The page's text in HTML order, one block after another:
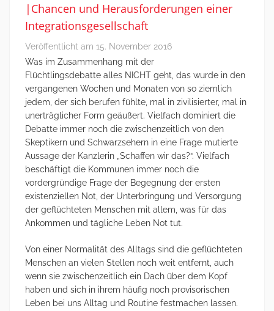
|Chancen und Herausforderungen einer
Integrationsgesellschaft
Veröffentlicht am 15. November 2016
Was im Zusammenhang mit der
Flüchtlingsdebatte alles NICHT geht, das wurde in den
vergangenen Wochen und Monaten von so ziemlich
jedem, der sich berufen fühlte, mal in zivilisierter, mal in
unerträglicher Form geäußert. Vielfach dominiert die
Debatte immer noch die zwischenzeitlich von den
Skeptikern und Schwarzsehern in eine Frage mutierte
Aussage der Kanzlerin „Schaffen wir das?“. Vielfach
beschäftigt die Kommunen immer noch die
vordergründige Frage der Begegnung der ersten
existenziellen Not, der Unterbringung und Versorgung
der geflüchteten Menschen mit allem, was für das
Ankommen und tägliche Leben Not tut.
Von einer Normalität des Alltags sind die geflüchteten
Menschen an vielen Stellen noch weit entfernt, auch
wenn sie zwischenzeitlich ein Dach über dem Kopf
haben und sich in ihrem häufig noch provisorischen
Leben bei uns Alltag und Routine festmachen lassen.